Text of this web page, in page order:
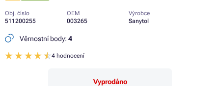
Obj. číslo
511200255
OEM
003265
Výrobce
Sanytol
Věrnostní body: 4
4 hodnocení
Vyprodáno